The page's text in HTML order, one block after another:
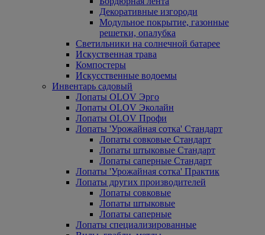
Декоративные изгороди
Модульное покрытие, газонные
решетки, опалубка
Светильники на солнечной батарее
Искуственная трава
Компостеры
Искусственные водоемы
Инвентарь садовый
Лопаты OLOV Эрго
Лопаты OLOV Эколайн
Лопаты OLOV Профи
Лопаты 'Урожайная сотка' Стандарт
Лопаты совковые Стандарт
Лопаты штыковые Стандарт
Лопаты саперные Стандарт
Лопаты 'Урожайная сотка' Практик
Лопаты других производителей
Лопаты совковые
Лопаты штыковые
Лопаты саперные
Лопаты специализированные